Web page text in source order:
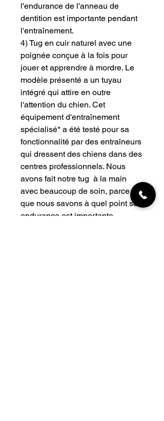
l'endurance de l'anneau de
dentition est importante pendant
l'entraînement.
4) Tug en cuir naturel avec une
poignée conçue à la fois pour
jouer et apprendre à mordre. Le
modèle présenté a un tuyau
intégré qui attire en outre
l'attention du chien. Cet
équipement d'entraînement
spécialisé* a été testé pour sa
fonctionnalité par des entraîneurs
qui dressent des chiens dans des
centres professionnels. Nous
avons fait notre tug à la main
avec beaucoup de soin, parce
que nous savons à quel point son
endurance est importante